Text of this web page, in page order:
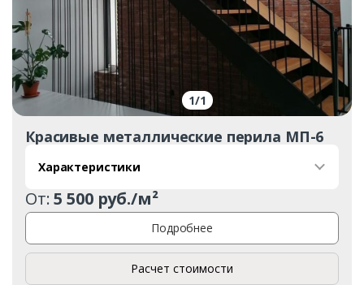
1/1
Красивые металлические перила МП-6
Характеристики
От:5 500 руб./м²
Подробнее
Расчет стоимости